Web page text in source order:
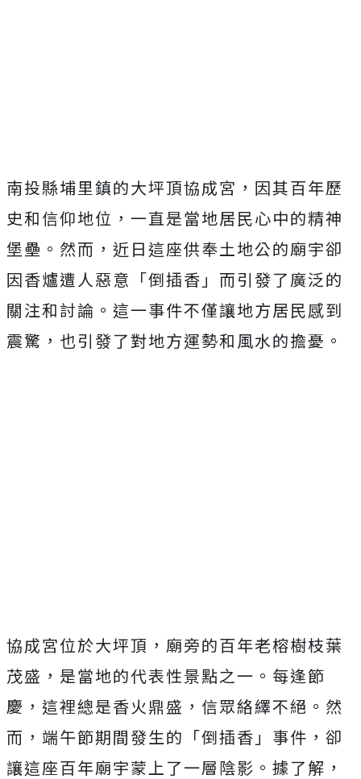
南投縣埔里鎮的大坪頂協成宮，因其百年歷
史和信仰地位，一直是當地居民心中的精神
堡壘。然而，近日這座供奉土地公的廟宇卻
因香爐遭人惡意「倒插香」而引發了廣泛的
關注和討論。這一事件不僅讓地方居民感到
震驚，也引發了對地方運勢和風水的擔憂。
協成宮位於大坪頂，廟旁的百年老榕樹枝葉
茂盛，是當地的代表性景點之一。每逢節
慶，這裡總是香火鼎盛，信眾絡繹不絕。然
而，端午節期間發生的「倒插香」事件，卻
讓這座百年廟宇蒙上了一層陰影。據了解，